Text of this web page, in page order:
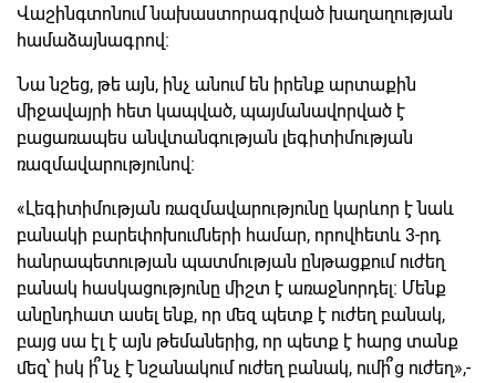
Վաշինգտոնում նախաստորագրված խաղաղության
համաձայնագրով։
Նա նշեց, թե այն, ինչ անում են իրենք արտաքին
միջավայրի հետ կապված, պայմանավորված է
բացառապես անվտանգության լեգիտիմության
ռազմավարությունով։
«Լեգիտիմության ռազմավարությունը կարևոր է նաև
բանակի բարեփոխումների համար, որովհետև 3-րդ
հանրապետության պատմության ընթացքում ուժեղ
բանակ հասկացությունը միշտ է առաջնորդել։ Մենք
անընդհատ ասել ենք, որ մեզ պետք է ուժեղ բանակ,
բայց սա էլ է այն թեմաներից, որ պետք է հարց տանք
մեզ՝ իսկ ի՞նչ է նշանակում ուժեղ բանակ, ումի՞ց ուժեղ»,-